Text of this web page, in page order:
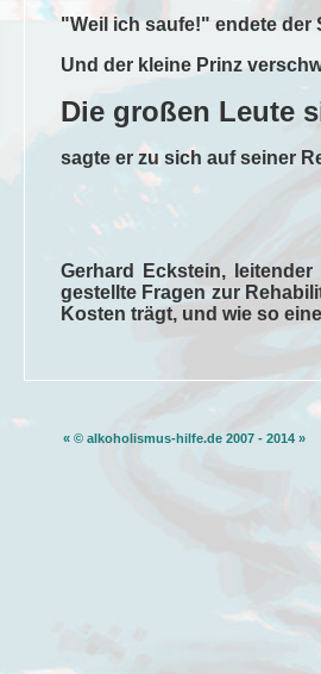
"Weil ich saufe!" endete
Und der kleine Prinz
Die großen Leute
sagte er zu sich auf seiner
Gerhard Eckstein,
gestellte Fragen zur
Kosten trägt, und wie so
« © alkoholismus-hilfe.de 2007 - 2014 »